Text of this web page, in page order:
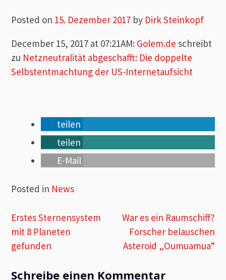
Posted on 15. Dezember 2017 by Dirk Steinkopf
December 15, 2017 at 07:21AM: Golem.de schreibt
zu Netzneutralität abgeschafft: Die doppelte
Selbstentmachtung der US-Internetaufsicht
teilen
teilen
E-Mail
Posted in News
Beitragsnavigation
Erstes Sternensystem
mit 8 Planeten
gefunden
War es ein Raumschiff?
Forscher belauschen
Asteroid „Oumuamua“
Schreibe einen Kommentar